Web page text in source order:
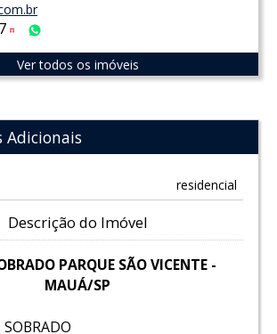
Tim
Ver todos os imóveis
Adicionais
residencial
Descrição do Imóvel
PARQUE SÃO VICENTE -
MAUÁ/SP